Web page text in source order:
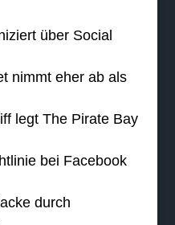
über Social
nimmt eher ab als
legt The Pirate Bay
bei Facebook
durch